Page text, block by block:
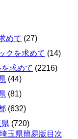
めて (27)
クを求めて (14)
求めて (2216)
(44)
(81)
(632)
(720)
埼玉県簡易版目次